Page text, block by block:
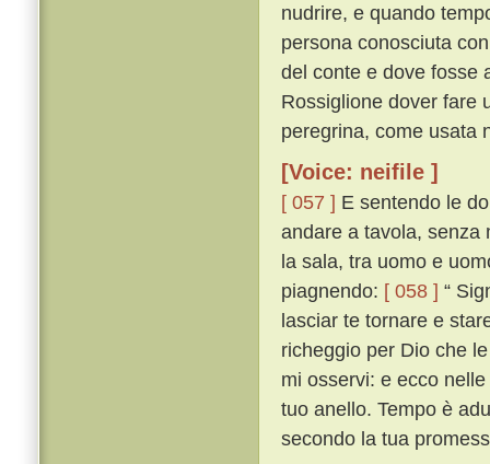
nudrire, e quando
persona conosciuta
del conte e dove fosse
Rossiglione dover fare
peregrina, come usata
[Voice: neifile ]
[ 057 ] E sentendo le
andare a tavola, senza
la sala, tra uomo e
piagnendo: [ 058 ] “
lasciar te tornare e
richeggio per Dio che
mi osservi: e ecco
tuo anello. Tempo è
secondo la tua